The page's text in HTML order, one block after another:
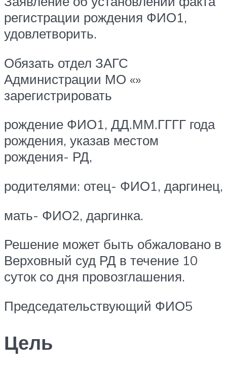
регистрации рождения ФИО1,
удовлетворить.
Обязать отдел ЗАГС
Администрации МО «»
зарегистрировать
рождение ФИО1, ДД.ММ.ГГГГ года
рождения, указав местом
рождения- РД,
родителями: отец- ФИО1, даргинец,
мать- ФИО2, даргинка.
Решение может быть обжаловано в
Верховный суд РД в течение 10
суток со дня провозглашения.
Председательствующий ФИО5
Цель